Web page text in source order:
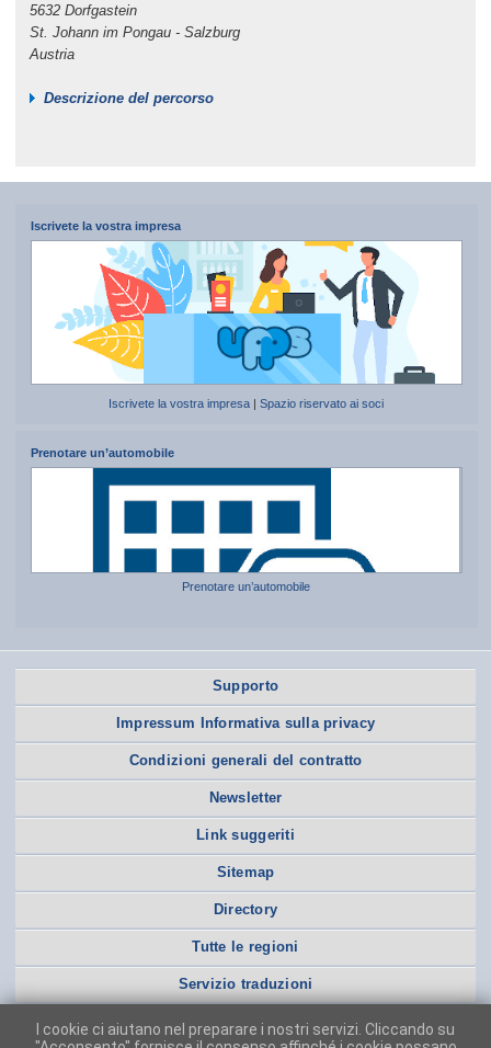
5632 Dorfgastein
St. Johann im Pongau - Salzburg
Austria
Descrizione del percorso
Iscrivete la vostra impresa
Iscrivete la vostra impresa |Spazio riservato ai soci
Prenotare un’automobile
Prenotare un’automobile
Supporto
Impressum Informativa sulla privacy
Condizioni generali del contratto
Newsletter
Link suggeriti
Sitemap
Directory
Tutte le regioni
Servizio traduzioni
I cookie ci aiutano nel preparare i nostri servizi. Cliccando su